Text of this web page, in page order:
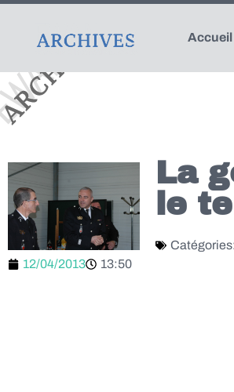
Accueil
La
le
12/04/2013
13:50